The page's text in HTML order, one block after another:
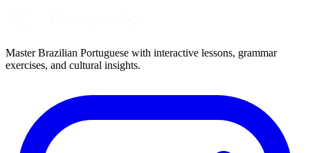
Master Brazilian Portuguese with interactive lessons, grammar
exercises, and cultural insights.